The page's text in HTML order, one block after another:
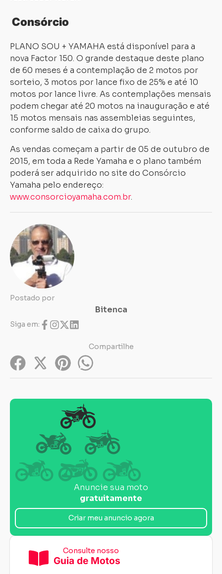
Consórcio
PLANO SOU + YAMAHA está disponível para a
nova Factor 150. O grande destaque deste plano
de 60 meses é a contemplação de 2 motos por
sorteio, 3 motos por lance fixo de 25% e até 10
motos por lance livre. As contemplações mensais
podem chegar até 20 motos na inauguração e até
15 motos mensais nas assembleias seguintes,
conforme saldo de caixa do grupo.
As vendas começam a partir de 05 de outubro de
2015, em toda a Rede Yamaha e o plano também
poderá ser adquirido no site do Consórcio
Yamaha pelo endereço:
www.consorcioyamaha.com.br.
Postado por
Bitenca
Siga em:
Compartilhe
Anuncie sua moto
gratuitamente
Criar meu anuncio agora
Consulte nosso
Guia de Motos